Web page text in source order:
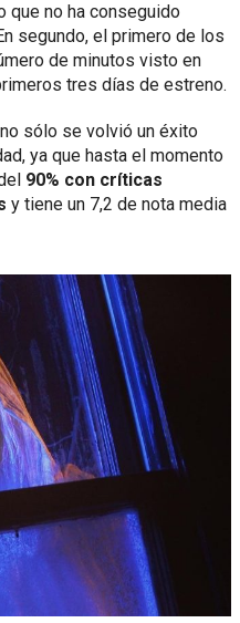
que no ha conseguido
segundo, el primero de los
de minutos visto en
tres días de estreno.
sólo se volvió un éxito
ya que hasta el momento
90% con críticas
y tiene un 7,2 de nota media